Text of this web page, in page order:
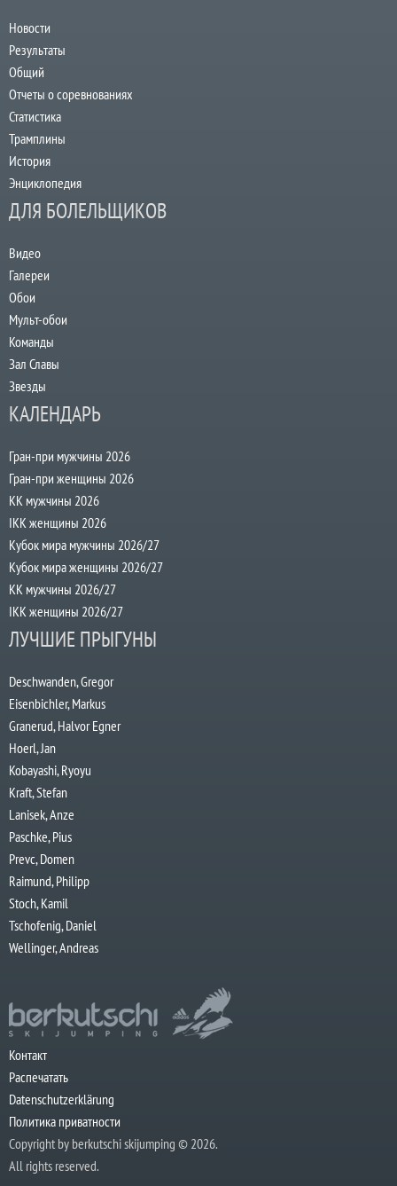
Новости
Результаты
Общий
Отчеты о соревнованиях
Статистика
Трамплины
История
Энциклопедия
ДЛЯ БОЛЕЛЬЩИКОВ
Видео
Галереи
Обои
Мульт-обои
Команды
Зал Славы
Звезды
КАЛЕНДАРЬ
Гран-при мужчины 2026
Гран-при женщины 2026
КК мужчины 2026
IKK женщины 2026
Кубок мира мужчины 2026/27
Кубок мира женщины 2026/27
КК мужчины 2026/27
IKK женщины 2026/27
ЛУЧШИЕ ПРЫГУНЫ
Deschwanden, Gregor
Eisenbichler, Markus
Granerud, Halvor Egner
Hoerl, Jan
Kobayashi, Ryoyu
Kraft, Stefan
Lanisek, Anze
Paschke, Pius
Prevc, Domen
Raimund, Philipp
Stoch, Kamil
Tschofenig, Daniel
Wellinger, Andreas
Контакт
Распечатать
Datenschutzerklärung
Политика приватности
Copyright by berkutschi skijumping © 2026.
All rights reserved.